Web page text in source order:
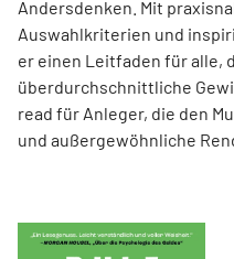
Andersdenken. Mit
Auswahlkriterien und
er einen Leit­faden für alle,
überdurchschnittliche
read für Anleger, die den
und außergewöhnliche